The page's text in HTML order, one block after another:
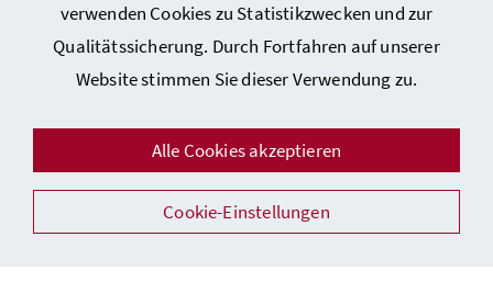
verwenden Cookies zu Statistikzwecken und zur
Qualitätssicherung. Durch Fortfahren auf unserer
Website stimmen Sie dieser Verwendung zu.
Alle Cookies akzeptieren
Cookie-Einstellungen
Datenschutz
Sicherheit